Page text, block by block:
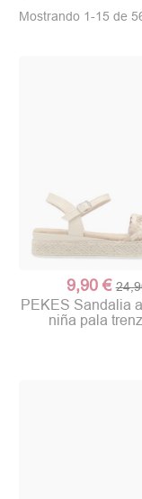
Mostrando 1-15 de
9,90 €
PEKES Sandalia
niña pala